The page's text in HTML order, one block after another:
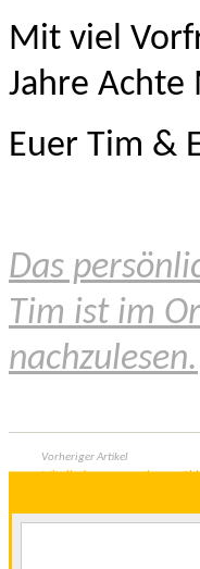
Mit viel
Jahre Achte
Euer Tim &
Das
Tim ist im
nachzulesen.
Vorheriger Artikel
Mitgliederversammlung